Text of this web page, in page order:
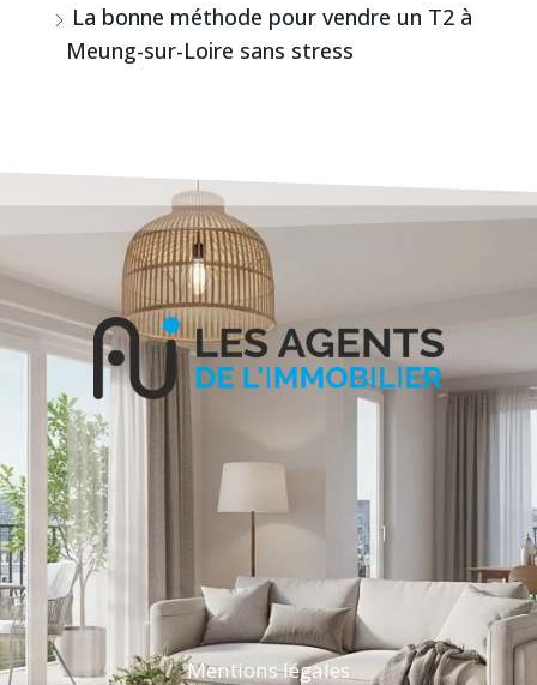
La bonne méthode pour vendre un T2 à
Meung-sur-Loire sans stress
Mentions légales